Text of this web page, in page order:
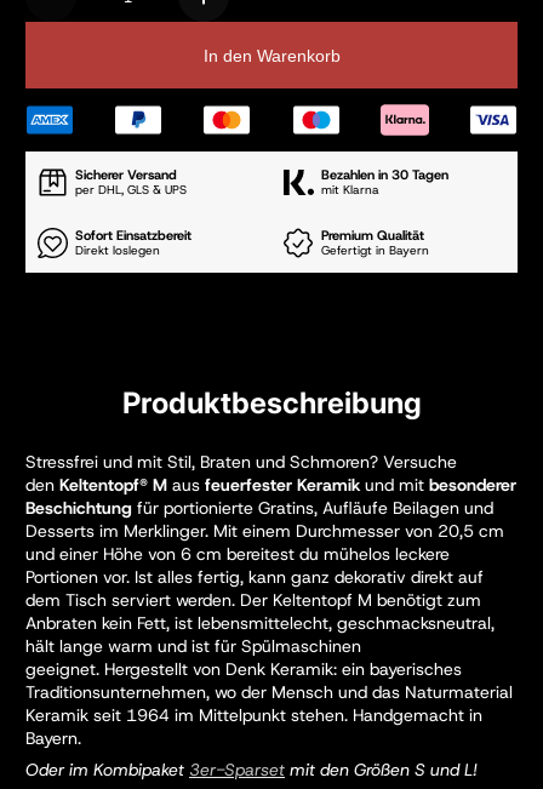
In den Warenkorb
Sicherer Versand
per DHL, GLS & UPS
Bezahlen in 30 Tagen
mit Klarna
Sofort Einsatzbereit
Direkt loslegen
Premium Qualität
Gefertigt in Bayern
Produktbeschreibung
Stressfrei und mit Stil, Braten und Schmoren? Versuche
den Keltentopf® M aus feuerfester Keramikund mit besonderer
Beschichtung für portionierte Gratins, Aufläufe Beilagen und
Desserts im Merklinger. Mit einem Durchmesser von 20,5 cm
und einer Höhe von 6 cm bereitest du mühelos leckere
Portionen vor. Ist alles fertig, kann ganz dekorativ direkt auf
dem Tisch serviert werden. Der Keltentopf M benötigt zum
Anbraten kein Fett, ist lebensmittelecht, geschmacksneutral,
hält lange warm und ist für Spülmaschinen
geeignet. Hergestellt von Denk Keramik: ein bayerisches
Traditionsunternehmen, wo der Mensch und das Naturmaterial
Keramik seit 1964 im Mittelpunkt stehen. Handgemacht in
Bayern.
Oder im Kombipaket 3er-Sparset mit den Größen S und L!